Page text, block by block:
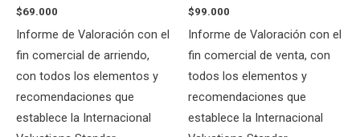
$69.000
Informe de Valoración con el
fin comercial de arriendo,
con todos los elementos y
recomendaciones que
establece la Internacional
$99.000
Informe de Valoración con el
fin comercial de venta, con
todos los elementos y
recomendaciones que
establece la Internacional